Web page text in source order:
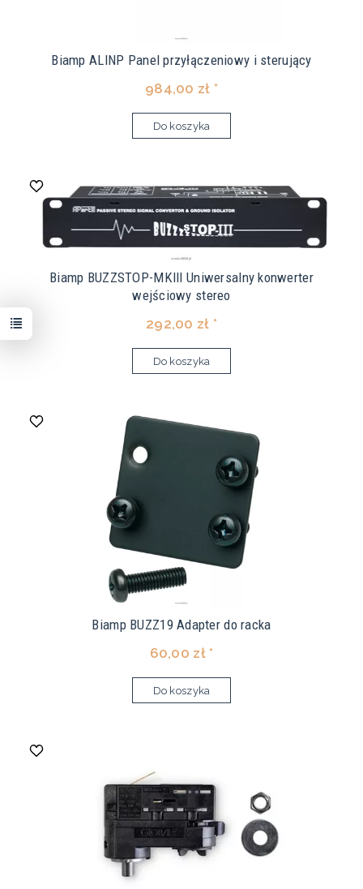
Biamp ALINP Panel przyłączeniowy i sterujący
984,00 zł *
Do koszyka
Biamp BUZZSTOP-MKIII Uniwersalny konwerter
wejściowy stereo
292,00 zł *
Do koszyka
Biamp BUZZ19 Adapter do racka
60,00 zł *
Do koszyka